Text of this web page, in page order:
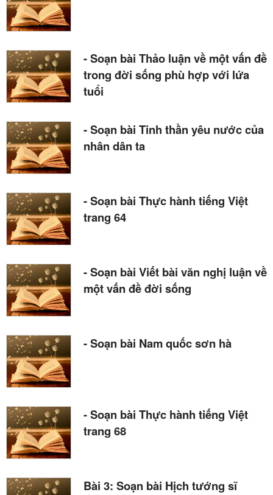
- Soạn bài Thảo luận về một vấn đề
trong đời sống phù hợp với lứa
tuổi
- Soạn bài Tinh thần yêu nước của
nhân dân ta
- Soạn bài Thực hành tiếng Việt
trang 64
- Soạn bài Viết bài văn nghị luận về
một vấn đề đời sống
- Soạn bài Nam quốc sơn hà
- Soạn bài Thực hành tiếng Việt
trang 68
Bài 3: Soạn bài Hịch tướng sĩ